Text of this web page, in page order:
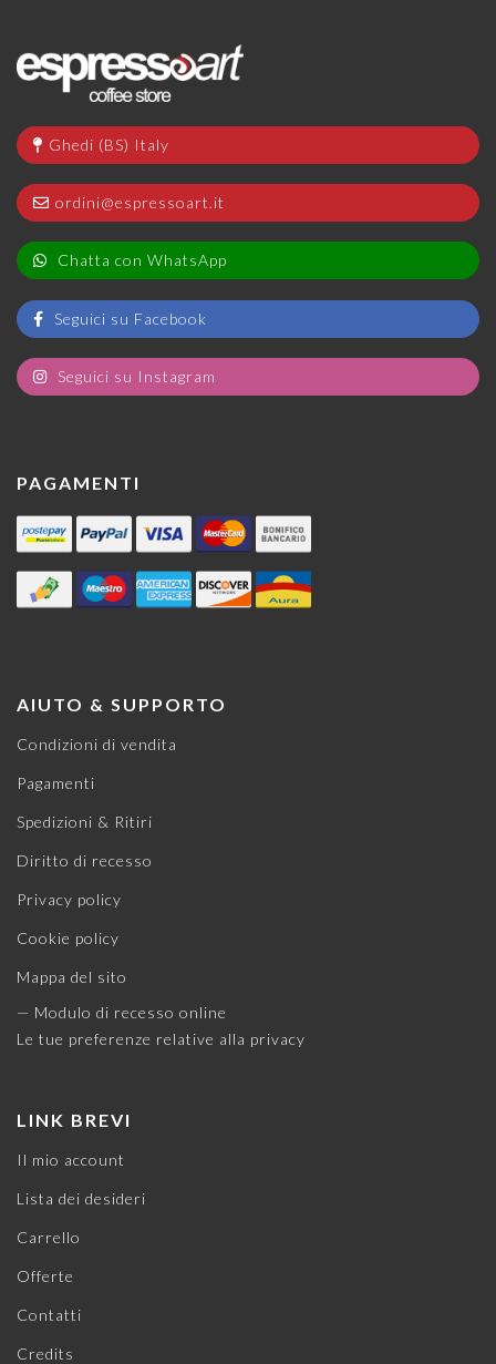
Ghedi (BS) Italy
ordini@espressoart.it
Chatta con WhatsApp
Seguici su Facebook
Seguici su Instagram
PAGAMENTI
AIUTO & SUPPORTO
Condizioni di vendita
Pagamenti
Spedizioni & Ritiri
Diritto di recesso
Privacy policy
Cookie policy
Mappa del sito
— Modulo di recesso online
Le tue preferenze relative alla privacy
LINK BREVI
Il mio account
Lista dei desideri
Carrello
Offerte
Contatti
Credits